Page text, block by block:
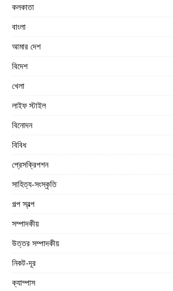
কলকাতা
বাংলা
আমার দেশ
বিদেশ
খেলা
লাইফ স্টাইল
বিনোদন
বিবিধ
প্রেসক্রিপশন
সাহিত্য-সংস্কৃতি
গল্প স্বল্প
সম্পাদকীয়
উত্তর সম্পাদকীয়
নিকট-দূর
ক্যাম্পাস